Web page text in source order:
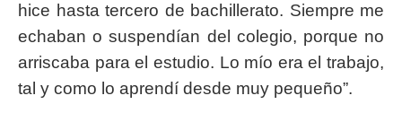
hice hasta tercero de bachillerato. Siempre me
echaban o suspendían del colegio, porque no
arriscaba para el estudio. Lo mío era el trabajo,
tal y como lo aprendí desde muy pequeño”.